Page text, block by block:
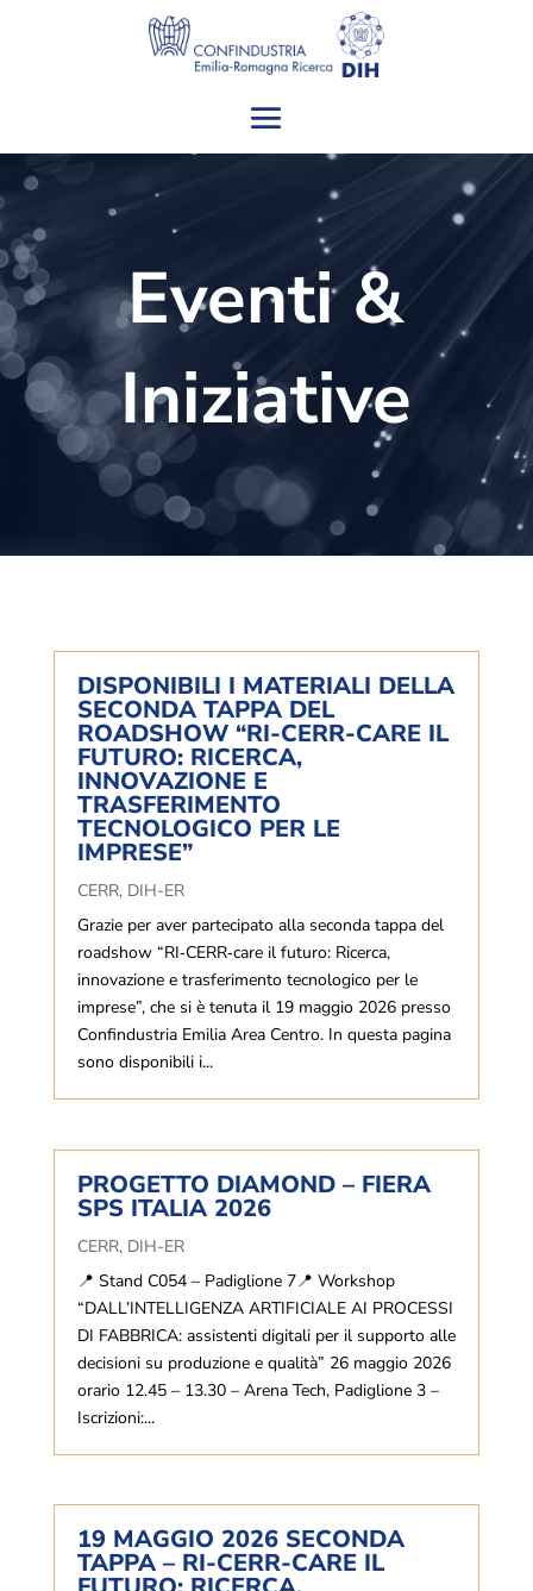
Eventi &
Iniziative
DISPONIBILI I MATERIALI DELLA
SECONDA TAPPA DEL
ROADSHOW “RI-CERR-CARE IL
FUTURO: RICERCA,
INNOVAZIONE E
TRASFERIMENTO
TECNOLOGICO PER LE
IMPRESE”
CERR, DIH-ER
Grazie per aver partecipato alla seconda tappa del
roadshow “RI‑CERR‑care il futuro: Ricerca,
innovazione e trasferimento tecnologico per le
imprese”, che si è tenuta il 19 maggio 2026 presso
Confindustria Emilia Area Centro. In questa pagina
sono disponibili i...
PROGETTO DIAMOND – FIERA
SPS ITALIA 2026
CERR, DIH-ER
📍 Stand C054 – Padiglione 7📍 Workshop
“DALL’INTELLIGENZA ARTIFICIALE AI PROCESSI
DI FABBRICA: assistenti digitali per il supporto alle
decisioni su produzione e qualità” 26 maggio 2026
orario 12.45 – 13.30 – Arena Tech, Padiglione 3 –
Iscrizioni:...
19 MAGGIO 2026 SECONDA
TAPPA – RI-CERR-CARE IL